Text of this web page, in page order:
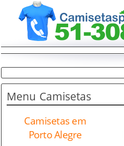
Menu Camisetas
Camisetas em
Porto Alegre